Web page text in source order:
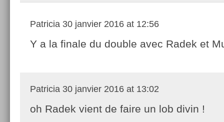
Patricia 30 janvier 2016 at 12:56
Y a la finale du double avec Radek et
Patricia 30 janvier 2016 at 13:02
oh Radek vient de faire un lob divin !